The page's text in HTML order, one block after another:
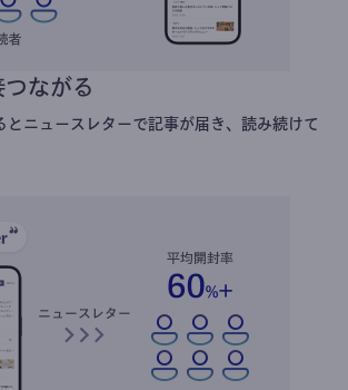
ながる
とニュースレターで記事が届き、読み続けて